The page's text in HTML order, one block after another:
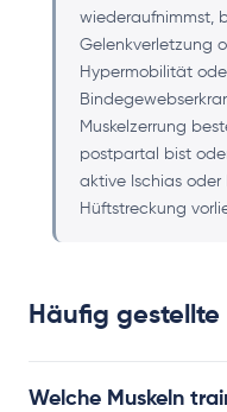
wiederaufnimmst,
Gelenkverletzung
Hypermobilität
Muskelzerrung
postpartal bist
aktive Ischias oder
Hüftstreckung
Häufig gestellte
Welche Muskeln